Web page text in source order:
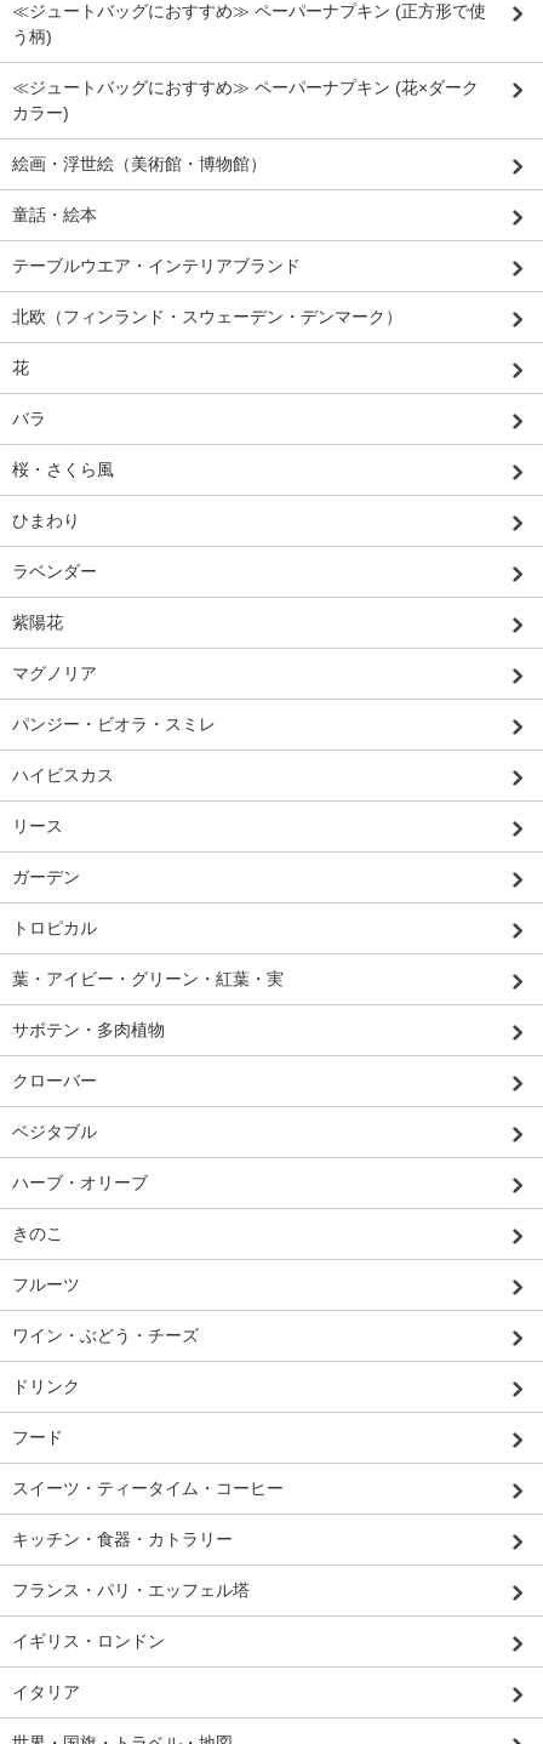
≪ジュートバッグにおすすめ≫ ペーパーナプキン (正方形で使
う柄)
≪ジュートバッグにおすすめ≫ ペーパーナプキン (花×ダーク
カラー)
絵画・浮世絵（美術館・博物館）
童話・絵本
テーブルウエア・インテリアブランド
北欧（フィンランド・スウェーデン・デンマーク）
花
バラ
桜・さくら風
ひまわり
ラベンダー
紫陽花
マグノリア
パンジー・ビオラ・スミレ
ハイビスカス
リース
ガーデン
トロピカル
葉・アイビー・グリーン・紅葉・実
サボテン・多肉植物
クローバー
ベジタブル
ハーブ・オリーブ
きのこ
フルーツ
ワイン・ぶどう・チーズ
ドリンク
フード
スイーツ・ティータイム・コーヒー
キッチン・食器・カトラリー
フランス・パリ・エッフェル塔
イギリス・ロンドン
イタリア